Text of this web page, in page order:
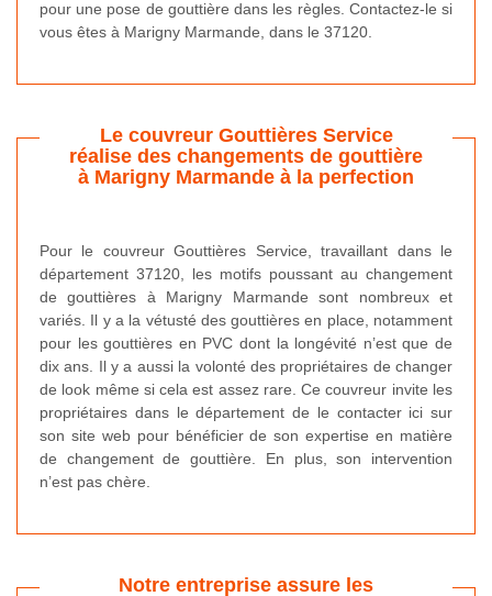
pour une pose de gouttière dans les règles. Contactez-le si
vous êtes à Marigny Marmande, dans le 37120.
Le couvreur Gouttières Service
réalise des changements de gouttière
à Marigny Marmande à la perfection
Pour le couvreur Gouttières Service, travaillant dans le
département 37120, les motifs poussant au changement
de gouttières à Marigny Marmande sont nombreux et
variés. Il y a la vétusté des gouttières en place, notamment
pour les gouttières en PVC dont la longévité n’est que de
dix ans. Il y a aussi la volonté des propriétaires de changer
de look même si cela est assez rare. Ce couvreur invite les
propriétaires dans le département de le contacter ici sur
son site web pour bénéficier de son expertise en matière
de changement de gouttière. En plus, son intervention
n’est pas chère.
Notre entreprise assure les